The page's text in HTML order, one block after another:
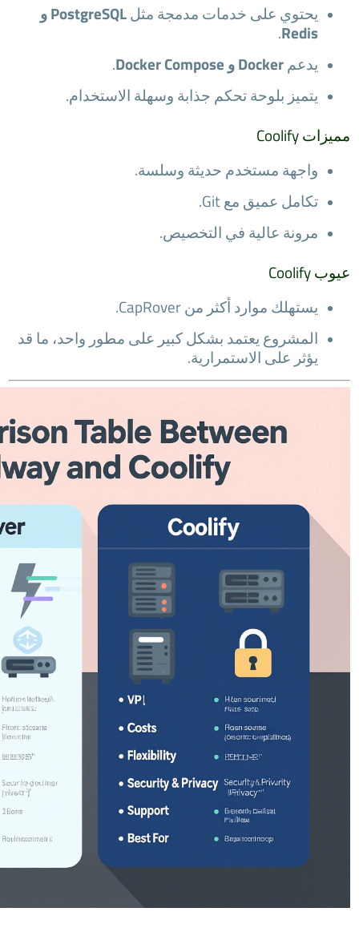
يحتوي على خدمات مدمجة مثل
PostgreSQL و
Redis
.
يدعمDocker و Docker Compose
.
يتميز بلوحة تحكم جذابة وسهلة الاستخدام.
مميزات Coolify
واجهة مستخدم حديثة وسلسة.
تكامل عميق مع Git.
مرونة عالية في التخصيص.
عيوب Coolify
يستهلك موارد أكثر من CapRover.
المشروع يعتمد بشكل كبير على مطور واحد، ما قد
يؤثر على الاستمرارية.